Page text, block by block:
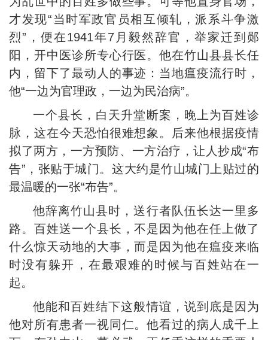
才发现“当时军政官员相互倾轧，派系斗争激
烈”，便在1941年7月毅然辞官，举家迁到郧
阳，开中医诊所专心行医。他在竹山县县长任
内，留下了最动人的事迹：当地瘟疫流行时，
他“一边为官理政，一边为民治病”。
一个县长，白天升堂断案，晚上为百姓诊
脉，这在今天恐怕很难想象。后来他根据疫情
拟了两方，一方预防、一方治疗，让人抄成“布
告”，张贴于城门。这大约是竹山城门上贴过的
最温暖的一张“布告”。
他辞离竹山县时，送行者队伍长达一里多
路。百姓送一个县长，不是因为他在任上做了
什么惊天动地的大事，而是因为他在瘟疫来临
时没有躲开，在最艰难的时候与百姓站在一
起。
他能和百姓结下这般情谊，说到底是因为
他对所有患者一视同仁。他看过的病人成千上